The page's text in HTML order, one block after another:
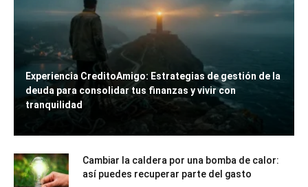
Experiencia CreditoAmigo: Estrategias de gestión de la
deuda para consolidar tus finanzas y vivir con
tranquilidad
Cambiar la caldera por una bomba de calor:
así puedes recuperar parte del gasto